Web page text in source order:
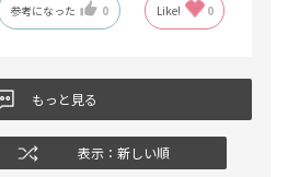
参考になった 0 Like! 0
もっと見る
表示：新しい順